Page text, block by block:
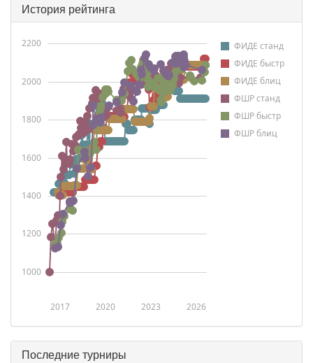
История рейтинга
ФИДЕ станд
ФИДЕ быстр
ФИДЕ блиц
ФШР станд
ФШР быстр
ФШР блиц
2017 2020 2023 2026
1000
1200
1400
1600
1800
2000
2200
Последние турниры